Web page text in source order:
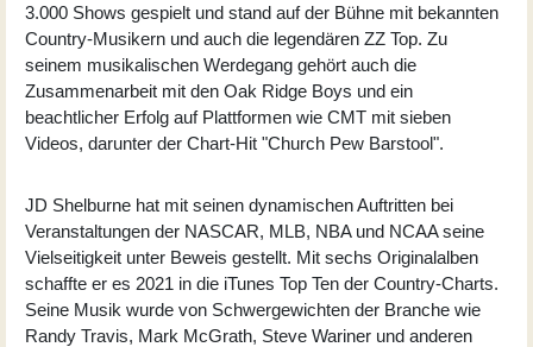
3.000 Shows gespielt und stand auf der Bühne mit bekannten
Country-Musikern und auch die legendären ZZ Top. Zu
seinem musikalischen Werdegang gehört auch die
Zusammenarbeit mit den Oak Ridge Boys und ein
beachtlicher Erfolg auf Plattformen wie CMT mit sieben
Videos, darunter der Chart-Hit "Church Pew Barstool".
JD Shelburne hat mit seinen dynamischen Auftritten bei
Veranstaltungen der NASCAR, MLB, NBA und NCAA seine
Vielseitigkeit unter Beweis gestellt. Mit sechs Originalalben
schaffte er es 2021 in die iTunes Top Ten der Country-Charts.
Seine Musik wurde von Schwergewichten der Branche wie
Randy Travis, Mark McGrath, Steve Wariner und anderen